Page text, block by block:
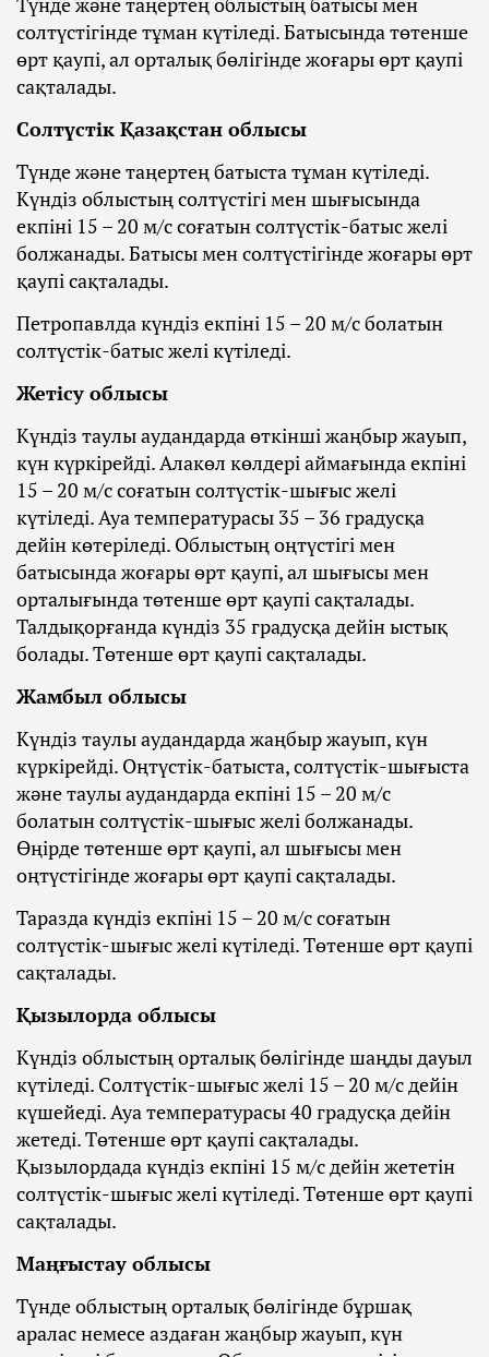
солтүстігінде тұман күтіледі. Батысында төтенше
өрт қаупі, ал орталық бөлігінде жоғары өрт қаупі
сақталады.
Солтүстік Қазақстан облысы
Түнде және таңертең батыста тұман күтіледі.
Күндіз облыстың солтүстігі мен шығысында
екпіні 15 – 20 м/с соғатын солтүстік-батыс желі
болжанады. Батысы мен солтүстігінде жоғары өрт
қаупі сақталады.
Петропавлда күндіз екпіні 15 – 20 м/с болатын
солтүстік-батыс желі күтіледі.
Жетісу облысы
Күндіз таулы аудандарда өткінші жаңбыр жауып,
күн күркірейді. Алакөл көлдері аймағында екпіні
15 – 20 м/с соғатын солтүстік-шығыс желі
күтіледі. Ауа температурасы 35 – 36 градусқа
дейін көтеріледі. Облыстың оңтүстігі мен
батысында жоғары өрт қаупі, ал шығысы мен
орталығында төтенше өрт қаупі сақталады.
Талдықорғанда күндіз 35 градусқа дейін ыстық
болады. Төтенше өрт қаупі сақталады.
Жамбыл облысы
Күндіз таулы аудандарда жаңбыр жауып, күн
күркірейді. Оңтүстік-батыста, солтүстік-шығыста
және таулы аудандарда екпіні 15 – 20 м/с
болатын солтүстік-шығыс желі болжанады.
Өңірде төтенше өрт қаупі, ал шығысы мен
оңтүстігінде жоғары өрт қаупі сақталады.
Таразда күндіз екпіні 15 – 20 м/с соғатын
солтүстік-шығыс желі күтіледі. Төтенше өрт қаупі
сақталады.
Қызылорда облысы
Күндіз облыстың орталық бөлігінде шаңды дауыл
күтіледі. Солтүстік-шығыс желі 15 – 20 м/с дейін
күшейеді. Ауа температурасы 40 градусқа дейін
жетеді. Төтенше өрт қаупі сақталады.
Қызылордада күндіз екпіні 15 м/с дейін жететін
солтүстік-шығыс желі күтіледі. Төтенше өрт қаупі
сақталады.
Маңғыстау облысы
Түнде облыстың орталық бөлігінде бұршақ
аралас немесе аздаған жаңбыр жауып, күн